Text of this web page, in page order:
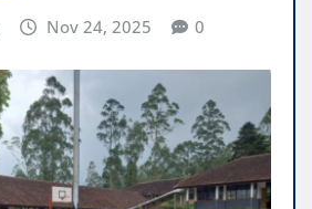
Nov 24, 2025 0